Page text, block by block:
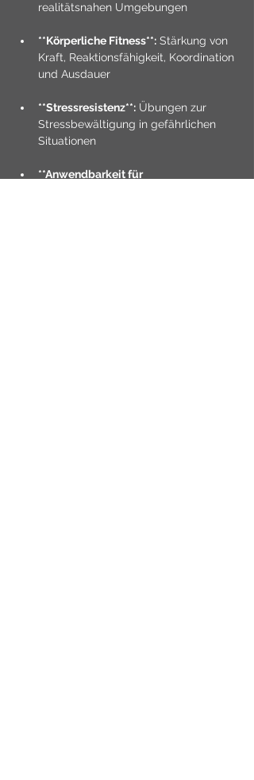
realitätsnahen Umgebungen
**Körperliche Fitness**: Stärkung von
Kraft, Reaktionsfähigkeit, Koordination
und Ausdauer
**Stressresistenz**: Übungen zur
Stressbewältigung in gefährlichen
Situationen
**Anwendbarkeit für